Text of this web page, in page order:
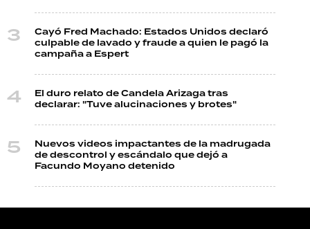
Cayó Fred Machado: Estados Unidos declaró
culpable de lavado y fraude a quien le pagó la
campaña a Espert
El duro relato de Candela Arizaga tras
declarar: "Tuve alucinaciones y brotes"
Nuevos videos impactantes de la madrugada
de descontrol y escándalo que dejó a
Facundo Moyano detenido